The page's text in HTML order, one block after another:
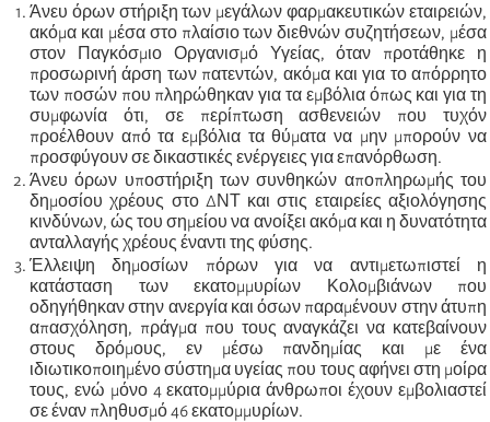
Άνευ όρων στήριξη των μεγάλων φαρμακευτικών εταιρειών,
ακόμα και μέσα στο πλαίσιο των διεθνών συζητήσεων, μέσα
στον Παγκόσμιο Οργανισμό Υγείας, όταν προτάθηκε η
προσωρινή άρση των πατεντών, ακόμα και για το απόρρητο
των ποσών που πληρώθηκαν για τα εμβόλια όπως και για τη
συμφωνία ότι, σε περίπτωση ασθενειών που τυχόν
προέλθουν από τα εμβόλια τα θύματα να μην μπορούν να
προσφύγουν σε δικαστικές ενέργειες για επανόρθωση.
Άνευ όρων υποστήριξη των συνθηκών αποπληρωμής του
δημοσίου χρέους στο ΔΝΤ και στις εταιρείες αξιολόγησης
κινδύνων, ώς του σημείου να ανοίξει ακόμα και η δυνατότητα
ανταλλαγής χρέους έναντι της φύσης.
Έλλειψη δημοσίων πόρων για να αντιμετωπιστεί η
κατάσταση των εκατομμυρίων Κολομβιάνων που
οδηγήθηκαν στην ανεργία και όσων παραμένουν στην άτυπη
απασχόληση, πράγμα που τους αναγκάζει να κατεβαίνουν
στους δρόμους, εν μέσω πανδημίας και με ένα
ιδιωτικοποιημένο σύστημα υγείας που τους αφήνει στη μοίρα
τους, ενώ μόνο 4 εκατομμύρια άνθρωποι έχουν εμβολιαστεί
σε έναν πληθυσμό 46 εκατομμυρίων.